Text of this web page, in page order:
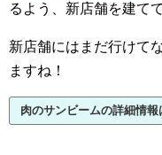
るよう、新店舗を建てて
新店舗にはまだ行けて
ますね！
肉のサンビームの詳細情報